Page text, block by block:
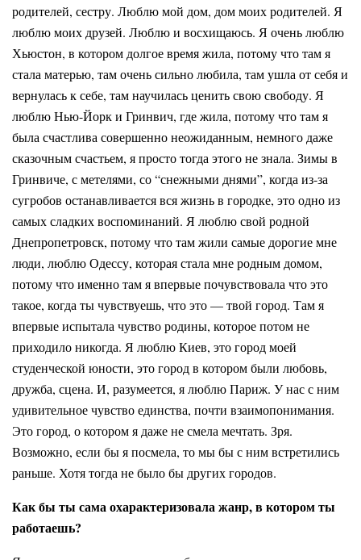
родителей, сестру. Люблю мой дом, дом моих родителей. Я
люблю моих друзей. Люблю и восхищаюсь. Я очень люблю
Хьюстон, в котором долгое время жила, потому что там я
стала матерью, там очень сильно любила, там ушла от себя и
вернулась к себе, там научилась ценить свою свободу. Я
люблю Нью-Йорк и Гринвич, где жила, потому что там я
была счастлива совершенно неожиданным, немного даже
сказочным счастьем, я просто тогда этого не знала. Зимы в
Гринвиче, с метелями, со “снежными днями”, когда из-за
сугробов останавливается вся жизнь в городке, это одно из
самых сладких воспоминаний. Я люблю свой родной
Днепропетровск, потому что там жили самые дорогие мне
люди, люблю Одессу, которая стала мне родным домом,
потому что именно там я впервые почувствовала что это
такое, когда ты чувствуешь, что это — твой город. Там я
впервые испытала чувство родины, которое потом не
приходило никогда. Я люблю Киев, это город моей
студенческой юности, это город в котором были любовь,
дружба, сцена. И, разумеется, я люблю Париж. У нас с ним
удивительное чувство единства, почти взаимопонимания.
Это город, о котором я даже не смела мечтать. Зря.
Возможно, если бы я посмела, то мы бы с ним встретились
раньше. Хотя тогда не было бы других городов.
Как бы ты сама охарактеризовала жанр, в котором ты
работаешь?